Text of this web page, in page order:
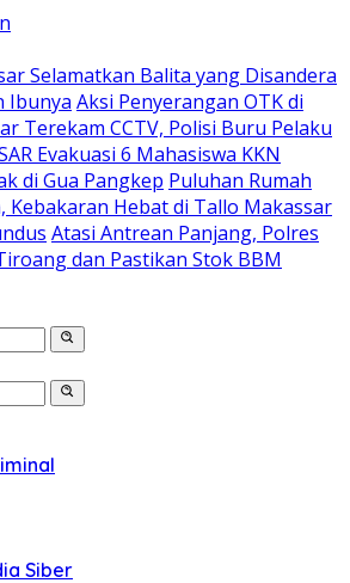
Selamatkan Balita yang Disandera
Ibunya Aksi Penyerangan OTK di
Terekam CCTV, Polisi Buru Pelaku
Evakuasi 6 Mahasiswa KKN
di Gua Pangkep Puluhan Rumah
Kebakaran Hebat di Tallo Makassar
Atasi Antrean Panjang, Polres
dan Pastikan Stok BBM
Siber